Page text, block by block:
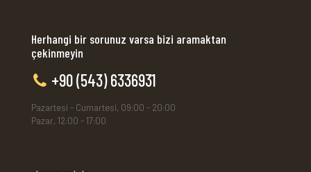
Herhangi bir sorunuz varsa bizi aramaktan
çekinmeyin
+90 (543) 6336931
Pazartesi - Cumartesi, 09:00 - 20:00
Pazar, 12:00 - 17:00